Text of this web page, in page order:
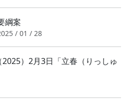
綱案
/ 01 / 28
）2月3日「立春（りっしゅ